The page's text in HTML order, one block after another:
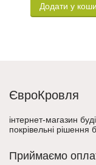
Додати у
ЄвроКровля
інтернет-магазин
покрівельні рішення
Приймаємо